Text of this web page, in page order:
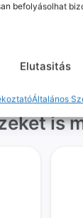
befolyásolhat
Elutasitás
Általános
ritkán
az
is